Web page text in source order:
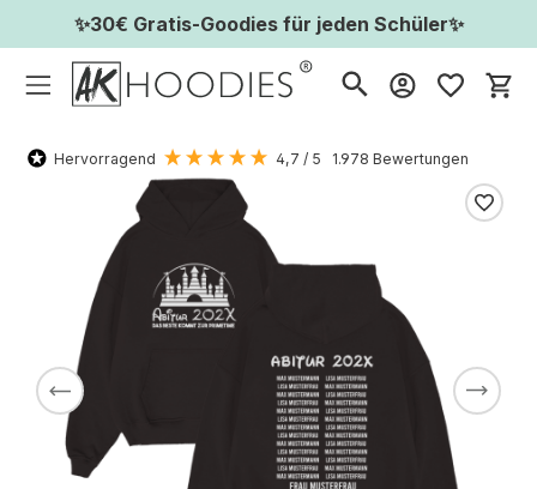
✨30€ Gratis-Goodies für jeden Schüler✨
Hervorragend 4,7 / 5 1.978 Bewertungen